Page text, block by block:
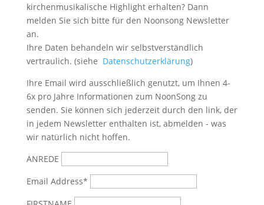
kirchenmusikalische Highlight erhalten? Dann
melden Sie sich bitte für den Noonsong Newsletter
an.
Ihre Daten behandeln wir selbstverständlich
vertraulich. (siehe Datenschutzerklärung)
Ihre Email wird ausschließlich genutzt, um Ihnen 4-
6x pro Jahre Informationen zum NoonSong zu
senden. Sie können sich jederzeit durch den link, der
in jedem Newsletter enthalten ist, abmelden - was
wir natürlich nicht hoffen.
ANREDE
Email Address*